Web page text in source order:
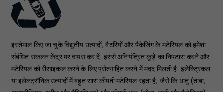
इस्तेमाल किए जा चुके विद्युतीय उत्पादों, बैटरियों और पैकेजिंग के मटेरियल को हमेशा
संबंधित संकलन केंद्र पर वापस कर दें. इससे अनियंत्रित कूड़े का निपटारा करने और
मटेरियल को रीसाइकल करने के लिए प्रोत्साहित करने में मदद मिलती है. इलेक्ट्रिकल
या इलेक्ट्रॉनिक उत्पादों में बहुत सारा कीमती मटेरियल रहता है, जैसे कि धातु (तांबा,